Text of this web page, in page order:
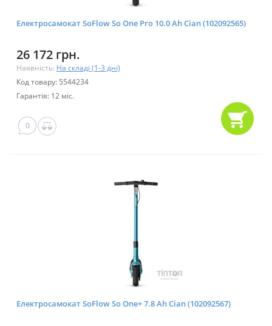
Електросамокат SoFlow So One Pro 10.0 Ah Cian (102092565)
26 172 грн.
Наявність: На складі (1-3 дні)
Код товару: 5544234
Гарантія: 12 міс.
0
Електросамокат SoFlow So One+ 7.8 Ah Cian (102092567)